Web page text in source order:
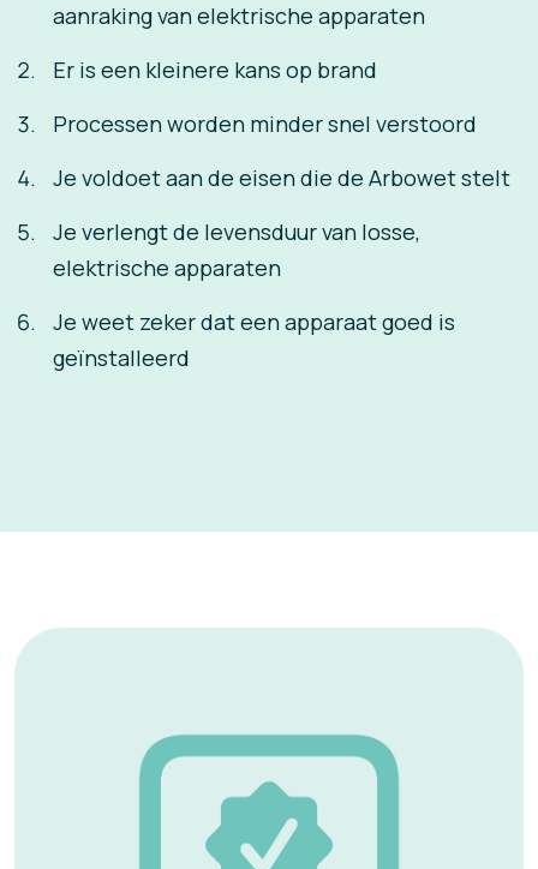
aanraking van elektrische apparaten
Er is een kleinere kans op brand
Processen worden minder snel verstoord
Je voldoet aan de eisen die de Arbowet stelt
Je verlengt de levensduur van losse,
elektrische apparaten
Je weet zeker dat een apparaat goed is
geïnstalleerd